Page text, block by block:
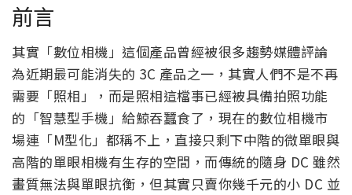
前言
其實「數位相機」這個產品曾經被很多趨勢媒體評論
為近期最可能消失的 3C 產品之一，其實人們不是不再
需要「照相」，而是照相這檔事已經被具備拍照功能
的「智慧型手機」給鯨吞蠶食了，現在的數位相機市
場連「M型化」都稱不上，直接只剩下中階的微單眼與
高階的單眼相機有生存的空間，而傳統的隨身 DC 雖然
畫質無法與單眼抗衡，但其實只賣你幾千元的小 DC 並